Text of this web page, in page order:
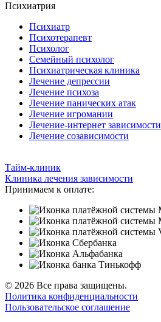
Психиатрия
Психиатр
Психотерапевт
Психолог
Семейный психолог
Психиатрическая клиника
Лечение депрессии
Лечение психоза
Лечение панических атак
Лечение игромании
Лечение-интернет зависимости
Лечение созависимости
Тайм-клиник
Клиника лечения зависимости
Принимаем к оплате:
© 2026 Все права защищены.
Политика конфиденциальности
Пользовательское соглашение